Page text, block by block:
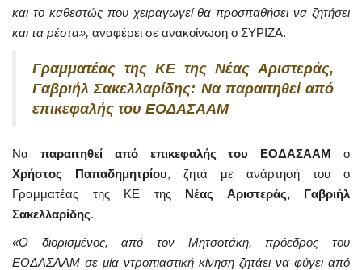
και το καθεστώς που χειραγωγεί θα προσπαθήσει να ζητήσει
και τα ρέστα», αναφέρει σε ανακοίνωση ο ΣΥΡΙΖΑ.
Γραμματέας της ΚΕ της Νέας Αριστεράς,
Γαβριήλ Σακελλαρίδης: Να παραιτηθεί από
επικεφαλής του ΕΟΔΑΣΑΑΜ
Να παραιτηθεί από επικεφαλής του ΕΟΔΑΣΑΑΜ ο
Χρήστος Παπαδημητρίου, ζητά με ανάρτησή του ο
Γραμματέας της ΚΕ της Νέας Αριστεράς,
Γαβριήλ
Σακελλαρίδης.
«Ο διορισμένος, από τον Μητσοτάκη, πρόεδρος του
ΕΟΔΑΣΑΑΜ σε μία ντροπιαστική κίνηση ζητάει να φύγει από